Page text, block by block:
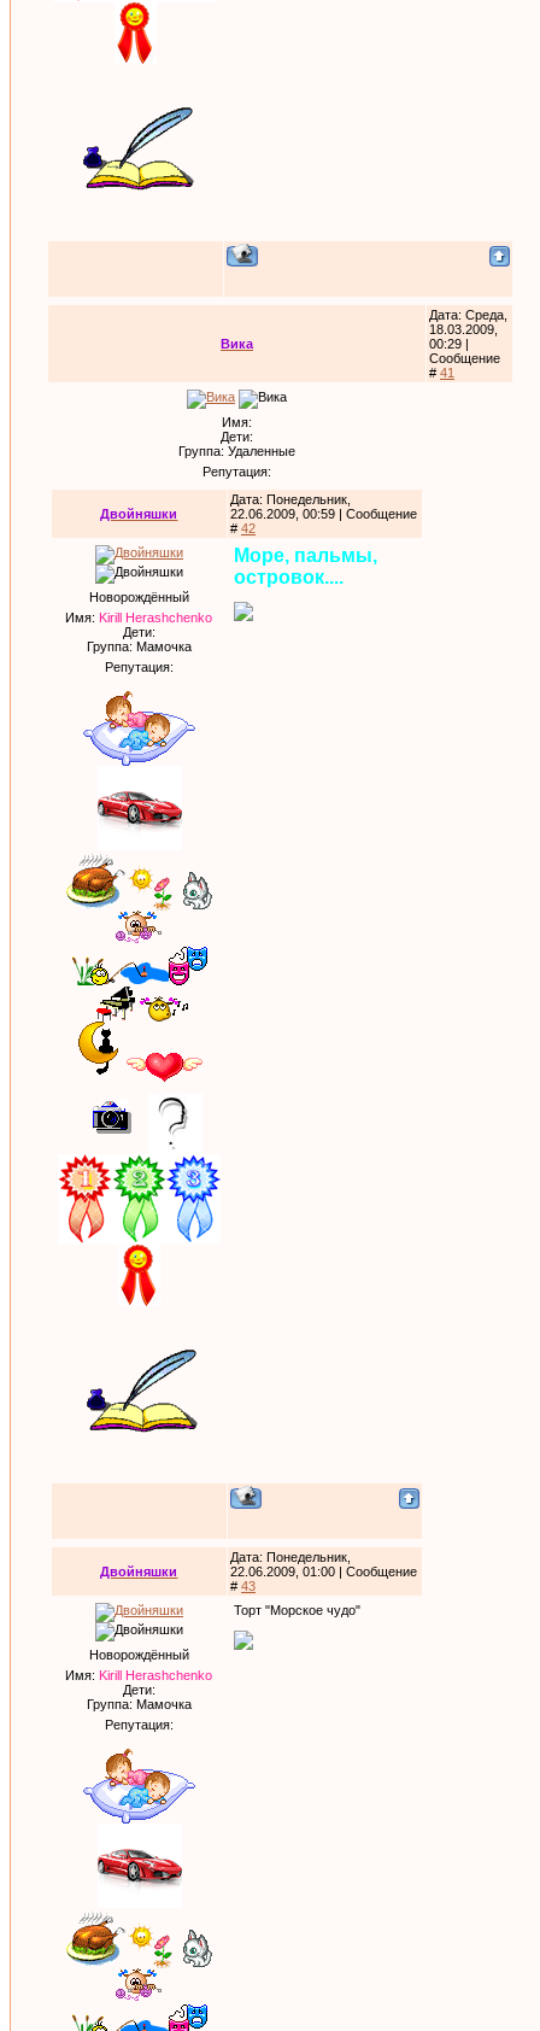
Вика
Дата: Среда,
18.03.2009,
00:29 |
Сообщение
# 41
Имя:
Дети:
Группа: Удаленные
Репутация:
Двойняшки
Дата: Понедельник,
22.06.2009, 00:59 | Сообщение
# 42
Новорождённый
Имя: Kirill Herashchenko
Дети:
Группа: Мамочка
Репутация:
Море, пальмы,
островок....
Двойняшки
Дата: Понедельник,
22.06.2009, 01:00 | Сообщение
# 43
Новорождённый
Имя: Kirill Herashchenko
Дети:
Группа: Мамочка
Репутация:
Торт "Морское чудо"